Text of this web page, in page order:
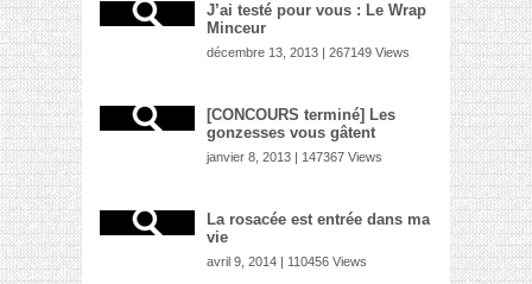
J’ai testé pour vous : Le Wrap
Minceur
décembre 13, 2013 | 267149 Views
[CONCOURS terminé] Les
gonzesses vous gâtent
janvier 8, 2013 | 147367 Views
La rosacée est entrée dans ma
vie
avril 9, 2014 | 110456 Views